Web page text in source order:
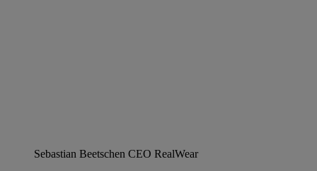
Sebastian Beetschen CEO RealWear